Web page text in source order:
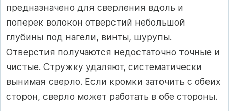
предназначено для сверления вдоль и
поперек волокон отверстий небольшой
глубины под нагели, винты, шурупы.
Отверстия получаются недостаточно точные и
чистые. Стружку удаляют, систематически
вынимая сверло. Если кромки заточить с обеих
сторон, сверло может работать в обе стороны.